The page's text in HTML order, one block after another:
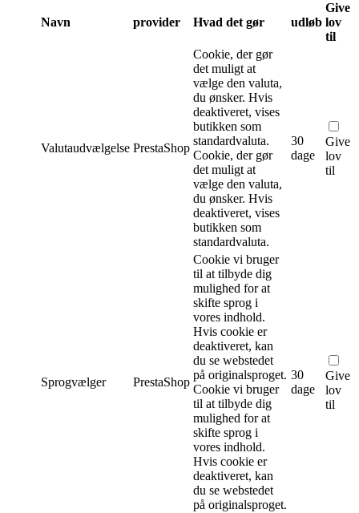
Navn provider Hvad det gør udløb
Give
lov
til
Valutaudvælgelse PrestaShop
Cookie, der gør
det muligt at
vælge den valuta,
du ønsker. Hvis
deaktiveret, vises
butikken som
standardvaluta.
Cookie, der gør
det muligt at
vælge den valuta,
du ønsker. Hvis
deaktiveret, vises
butikken som
standardvaluta.
30
dage
Give
lov
til
Sprogvælger PrestaShop
Cookie vi bruger
til at tilbyde dig
mulighed for at
skifte sprog i
vores indhold.
Hvis cookie er
deaktiveret, kan
du se webstedet
på originalsproget.
Cookie vi bruger
til at tilbyde dig
mulighed for at
skifte sprog i
vores indhold.
Hvis cookie er
deaktiveret, kan
du se webstedet
på originalsproget.
30
dage
Give
lov
til